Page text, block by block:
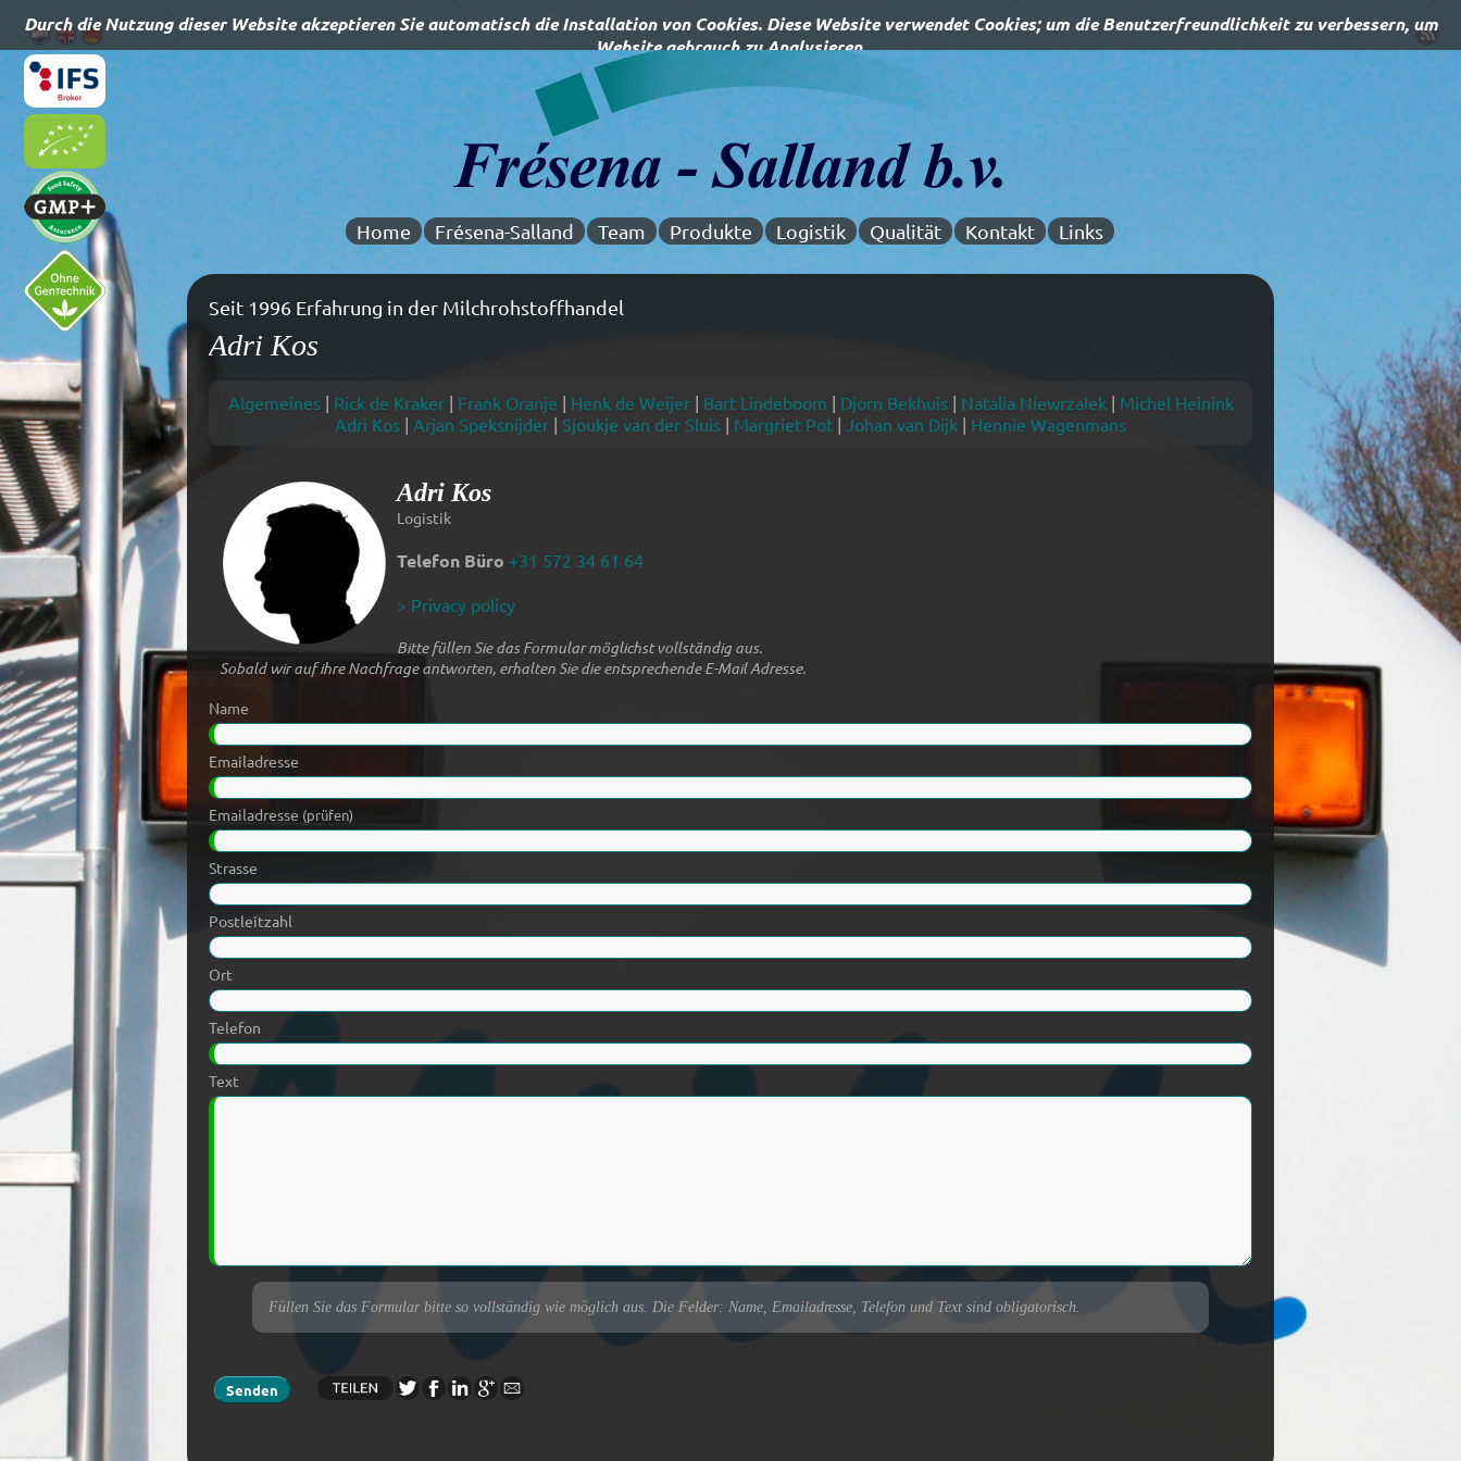
Home Frésena-Salland Team Produkte Logistik Qualität Kontakt Links
Adri Kos
Seit 1996 Erfahrung in der Milchrohstoffhandel
Algemeines| Rick de Kraker| Frank Oranje | Henk de Weijer| Bart Lindeboom | Djorn Bekhuis| Natalia Niewrzalek | Michel Heinink
Adri Kos | Arjan Speksnijder | Sjoukje van der Sluis | Margriet Pot | Johan van Dijk | Hennie Wagenmans
Adri Kos
Logistik
Telefon Büro +31 572 34 61 64
> Privacy policy
Bitte füllen Sie das Formular möglichst vollständig aus.
Sobald wir auf ihre Nachfrage antworten, erhalten Sie die entsprechende E-Mail Adresse.
Name
Emailadresse
Emailadresse (prüfen)
Strasse
Postleitzahl
Ort
Telefon
Text
Füllen Sie das Formular bitte so vollständig wie möglich aus. Die Felder: Name, Emailadresse, Telefon und Text sind obligatorisch.